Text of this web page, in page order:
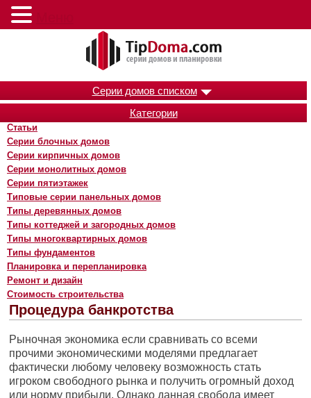
Серии домов списком
Категории
Статьи
Серии блочных домов
Серии кирпичных домов
Серии монолитных домов
Серии пятиэтажек
Типовые серии панельных домов
Типы деревянных домов
Типы коттеджей и загородных домов
Типы многоквартирных домов
Типы фундаментов
Планировка и перепланировка
Ремонт и дизайн
Стоимость строительства
Процедура банкротства
Рыночная экономика если сравнивать со всеми
прочими экономическими моделями предлагает
фактически любому человеку возможность стать
игроком свободного рынка и получить огромный доход
или норму прибыли. Однако данная свобода имеет